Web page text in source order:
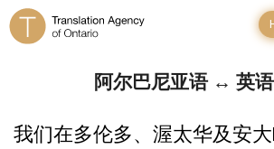
阿尔巴尼亚语 ↔ 英
我们在多伦多、渥太华及安